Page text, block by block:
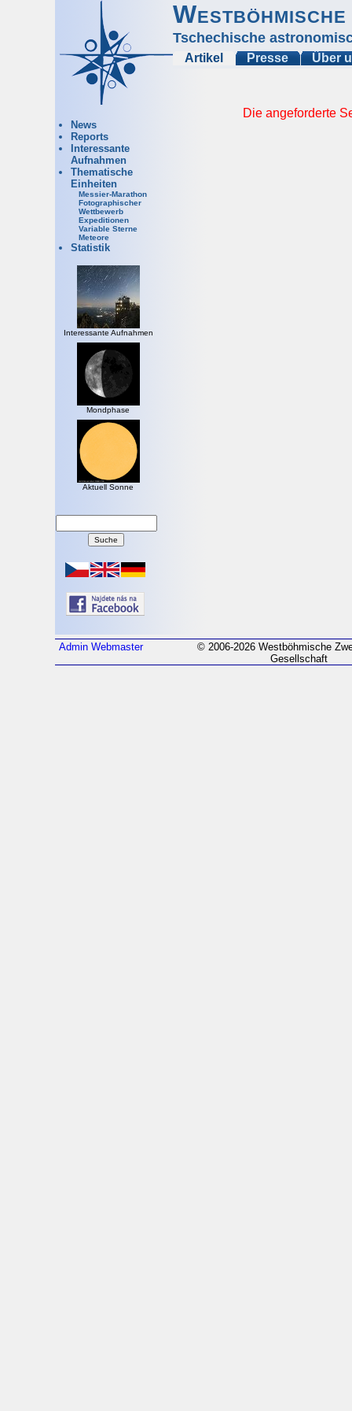
Tschechische
Artikel Presse Über
News
Reports
Interessante
Aufnahmen
Thematische
Einheiten
Messier-Marathon
Fotographischer
Wettbewerb
Expeditionen
Variable Sterne
Meteore
Statistik
Interessante Aufnahmen
Mondphase
Aktuell Sonne
Die angeforderte
Admin Webmaster
© 2006-2026 Westböhmische
Gesellschaft